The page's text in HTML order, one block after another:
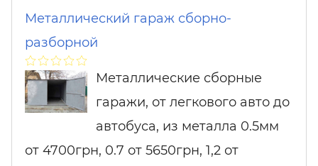
Металлический гараж сборно-
разборной
Металлические сборные
гаражи, от легкового авто до
автобуса, из металла 0.5мм
от 4700грн, 0.7 от 5650грн, 1,2 от